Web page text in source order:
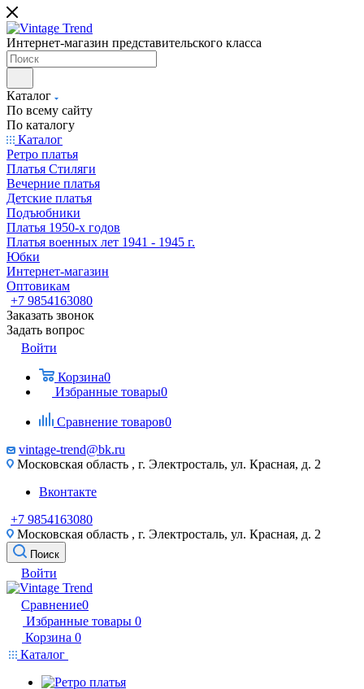
Интернет-магазин представительского класса
Каталог
По всему сайту
По каталогу
Каталог
Ретро платья
Платья Стиляги
Вечерние платья
Детские платья
Подъюбники
Платья 1950-х годов
Платья военных лет 1941 - 1945 г.
Юбки
Интернет-магазин
Оптовикам
+7 9854163080
Заказать звонок
Задать вопрос
Войти
Корзина0
Избранные товары0
Сравнение товаров0
vintage-trend@bk.ru
Московская область , г. Электросталь, ул. Красная, д. 2
Вконтакте
+7 9854163080
Московская область , г. Электросталь, ул. Красная, д. 2
Поиск
Войти
Сравнение0
Избранные товары 0
Корзина 0
Каталог